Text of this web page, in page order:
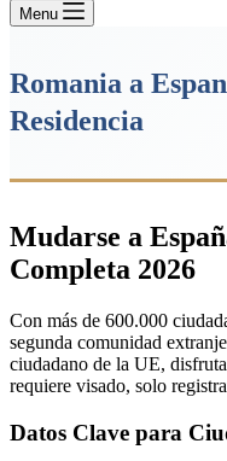
Menu
Romania a
Residencia
Mudarse a
Completa 2026
Con más de 600.000
segunda comunidad
ciudadano de la UE,
requiere visado, solo
Datos Clave para